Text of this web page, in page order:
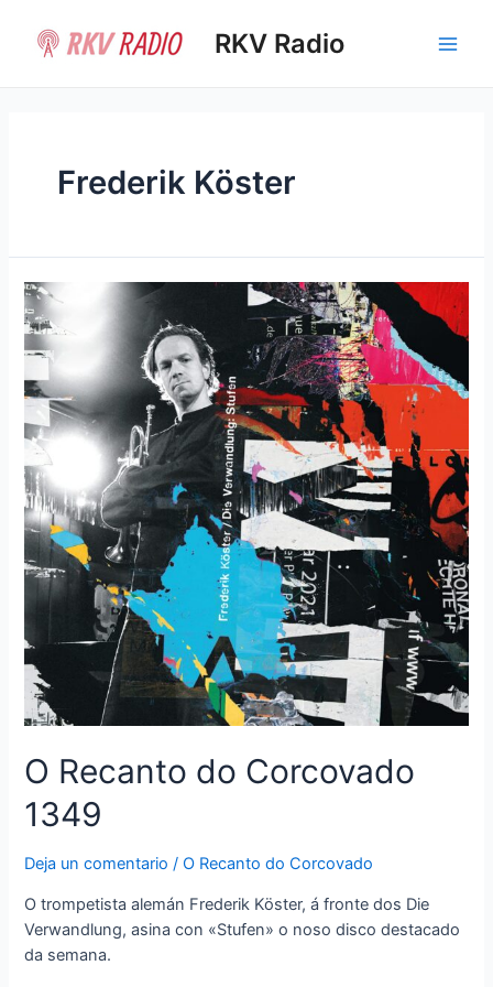
contenido
RKV Radio
Frederik Köster
O Recanto do Corcovado
1349
Deja un comentario /O Recanto do Corcovado
O trompetista alemán Frederik Köster, á fronte dos Die
Verwandlung, asina con «Stufen» o noso disco destacado
da semana.